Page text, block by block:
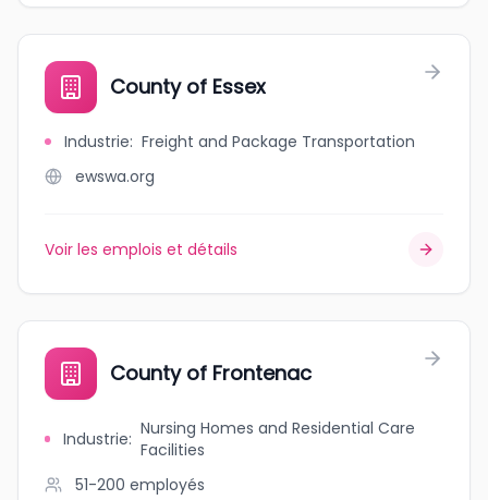
County of Essex
Industrie: Freight and Package Transportation
ewswa.org
Voir les emplois et détails
County of Frontenac
Industrie: Nursing Homes and Residential Care
Facilities
51-200 employés